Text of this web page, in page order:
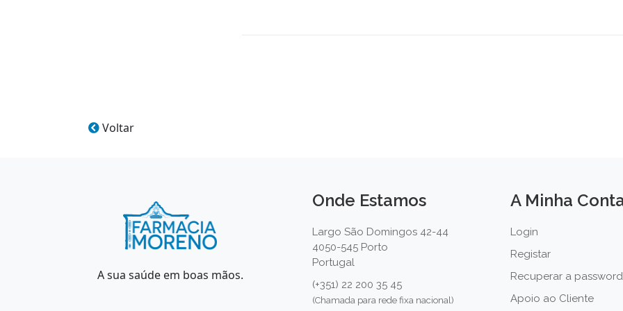
Voltar
A sua saúde em boas mãos.
Onde Estamos
Largo São Domingos 42-44
4050-545 Porto
Portugal
(+351) 22 200 35 45
(Chamada para rede fixa nacional)
A Minha
Login
Registar
Recuperar a password
Apoio ao Cliente